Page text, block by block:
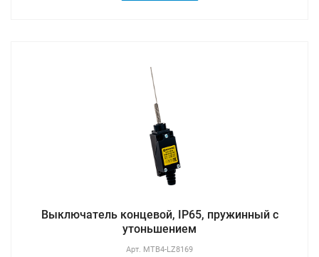
Выключатель концевой, IP65, пружинный с
утоньшением
Арт. MTB4-LZ8169